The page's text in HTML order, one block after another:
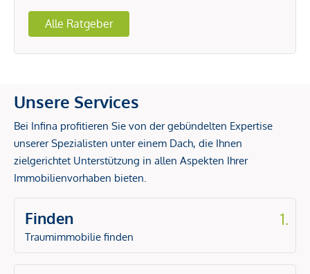
Alle Ratgeber
Unsere Services
Bei Infina profitieren Sie von der gebündelten Expertise
unserer Spezialisten unter einem Dach, die Ihnen
zielgerichtet Unterstützung in allen Aspekten Ihrer
Immobilienvorhaben bieten.
Finden
Traumimmobilie finden
1.